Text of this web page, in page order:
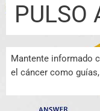
PULSO
Mantente informado
el cáncer como